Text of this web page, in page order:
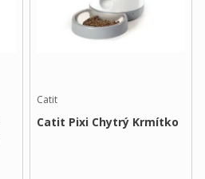
Catit
Catit Pixi Chytrý Krmítko